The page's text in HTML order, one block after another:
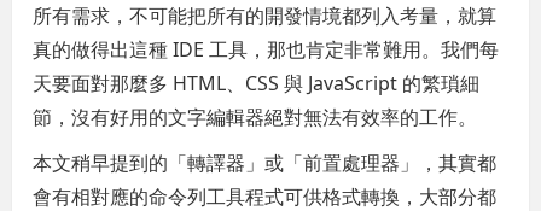
所有需求，不可能把所有的開發情境都列入考量，就算
真的做得出這種 IDE 工具，那也肯定非常難用。我們每
天要面對那麼多 HTML、CSS 與 JavaScript 的繁瑣細
節，沒有好用的文字編輯器絕對無法有效率的工作。
本文稍早提到的「轉譯器」或「前置處理器」，其實都
會有相對應的命令列工具程式可供格式轉換，大部分都